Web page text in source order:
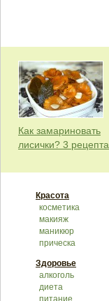
Как замариновать
лисички? 3 рецепта
Красота
косметика
макияж
маникюр
прическа
Здоровье
алкоголь
диета
питание